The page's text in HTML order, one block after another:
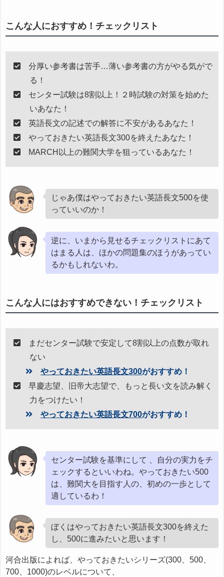
こんな人におすすめ！チェックリスト
分厚い参考書は苦手…薄い参考書の方がやる気がで
る！
センター試験は8割以上！２時試験の対策を始めた
いあなた！
英語長文の記述での解答に不安があるあなた！
やっておきたい英語長文300を終えたあなた！
MARCH以上の難関大学を狙っているあなた！
じゃあ僕はやっておきたい英語長文500を使
っていいのか！
逆に、いまから見せるチェックリストにあて
はまる人は、ほかの問題集のほうがあってい
るかもしれないわ。
こんな人にはおすすめできない！チェックリスト
まだセンター試験で安定して8割以上の点数が取れ
ない
やっておきたい英語長文300がおすすめ！
早慶志望、旧帝大志望で、もっと長い文を読み解く
力をつけたい！
やっておきたい英語長文700がおすすめ！
センター試験を基準にして 、自分の実力をチ
ェックするといいわね。やっておきたい500
は、難関大を目指す人の、初めの一歩として
適しているわ！
ぼくはやっておきたい英語長文300を終えた
し、500に進みたいと思います！
河合出版によれば、やっておきたいシリーズ(300、500、
700、1000)のレベルについて、